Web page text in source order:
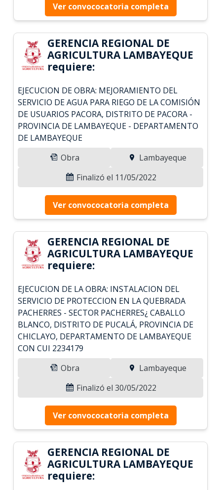
Ver convococatoria completa
GERENCIA REGIONAL DE
AGRICULTURA LAMBAYEQUE
requiere:
EJECUCION DE OBRA: MEJORAMIENTO DEL
SERVICIO DE AGUA PARA RIEGO DE LA COMISIÓN
DE USUARIOS PACORA, DISTRITO DE PACORA -
PROVINCIA DE LAMBAYEQUE - DEPARTAMENTO
DE LAMBAYEQUE
Obra
Lambayeque
Finalizó el 11/05/2022
Ver convococatoria completa
GERENCIA REGIONAL DE
AGRICULTURA LAMBAYEQUE
requiere:
EJECUCION DE LA OBRA: INSTALACION DEL
SERVICIO DE PROTECCION EN LA QUEBRADA
PACHERRES - SECTOR PACHERRES¿ CABALLO
BLANCO, DISTRITO DE PUCALÁ, PROVINCIA DE
CHICLAYO, DEPARTAMENTO DE LAMBAYEQUE
CON CUI 2234179
Obra
Lambayeque
Finalizó el 30/05/2022
Ver convococatoria completa
GERENCIA REGIONAL DE
AGRICULTURA LAMBAYEQUE
requiere: